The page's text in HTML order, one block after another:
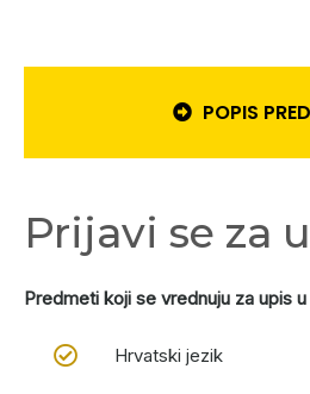
POPIS
Prijavi se za
Predmeti koji se vrednuju za upis
Hrvatski jezik